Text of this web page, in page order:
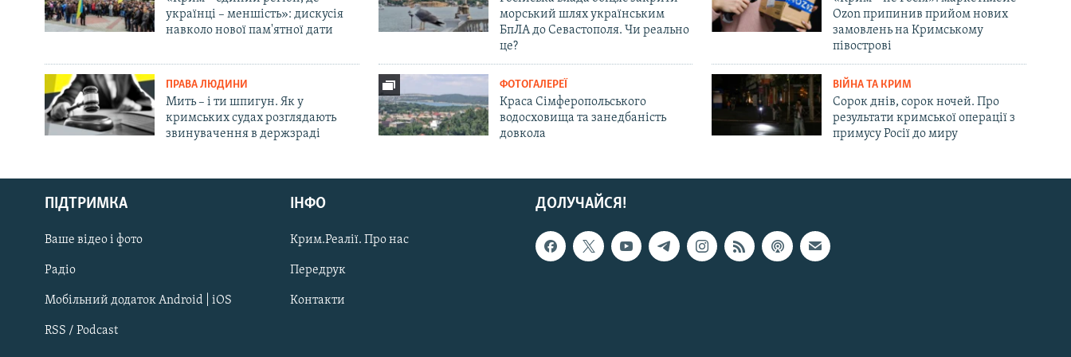
Русский
Qırımtatar
ДОЛУЧАЙСЯ!
українці – меншість»: дискусія
навколо нової пам'ятної дати
морський шлях українським
БпЛА до Севастополя. Чи реально
це?
Ozon припинив прийом нових
замовлень на Кримському
півострові
ПРАВА ЛЮДИНИ
Мить – і ти шпигун. Як у
кримських судах розглядають
звинувачення в держзраді
ФОТОГАЛЕРЕЇ
Краса Сімферопольського
водосховища та занедбаність
довкола
ВІЙНА ТА КРИМ
Сорок днів, сорок ночей. Про
результати кримської операції з
примусу Росії до миру
ДОЛУЧАЙСЯ!
ПІДТРИМКА
Ваше відео і фото
Радіо
Мобільний додаток Android | iOS
RSS / Podcast
ІНФО
Крим.Реалії. Про нас
Передрук
Контакти